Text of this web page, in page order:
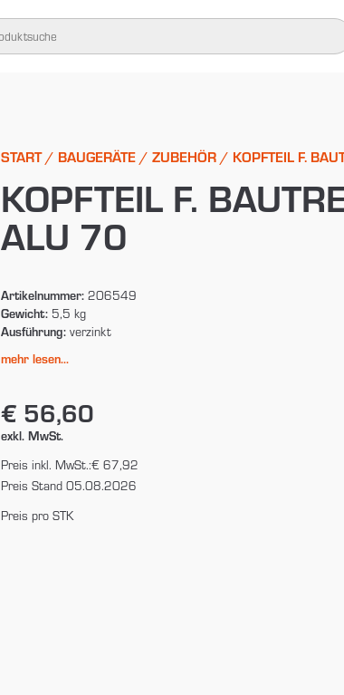
START/ BAUGERÄTE/ ZUBEHÖR/ KOPFTEIL F.
KOPFTEIL F.
ALU 70
Artikelnummer:206549
Gewicht:5,5 kg
Ausführung:verzinkt
mehr lesen...
€ 56,60
exkl. MwSt.
Preis inkl. MwSt.:€ 67,92
Preis Stand 05.08.2026
Preis pro STK